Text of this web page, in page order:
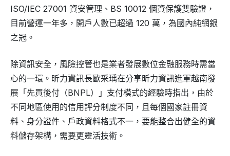
ISO/IEC 27001 資安管理、BS 10012 個資保護雙驗證，
目前營運一年多，開戶人數已超過 120 萬，為國內純網銀
之冠。
除資訊安全，風險控管也是業者發展數位金融服務時需當
心的一環。昕力資訊長歐采瑀在分享昕力資訊進軍越南發
展「先買後付（BNPL）」支付模式的經驗時指出，由於
不同地區使用的信用評分制度不同，且每個國家註冊資
料、身分證件、戶政資料格式不一，要能整合出健全的資
料儲存架構，需要更靈活技術。